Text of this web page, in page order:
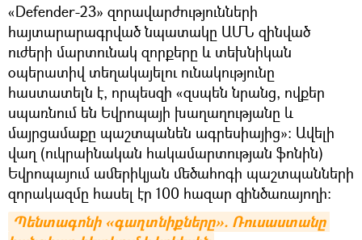
«Defender-23» զորավարժությունների
հայտարարագրված նպատակը ԱՄՆ զինված
ուժերի մարտունակ զորքերը և տեխնիկան
օպերատիվ տեղակայելու ունակությունը
հաստատելն է, որպեսզի «զսպեն նրանց, ովքեր
սպառնում են Եվրոպայի խաղաղությանը և
մայրցամաքը պաշտպանեն ագրեսիայից»: Ավելի
վաղ (ուկրաինական հակամարտության ֆոնին)
Եվրոպայում ամերիկյան մեծահոգի պաշտպանների
զորակազմը հասել էր 100 հազար զինծառայողի:
Պենտագոնի «գաղտնիքները». Ռուսաստանը